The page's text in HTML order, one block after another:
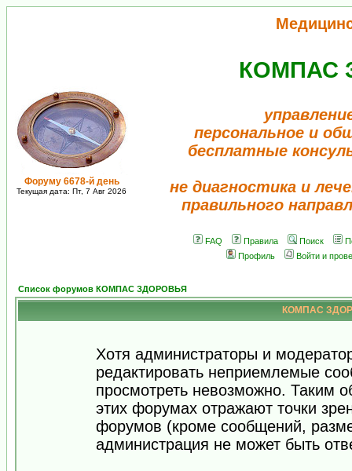
Форуму 6678-й день
Текущая дата: Пт, 7 Авг 2026
КОМПАС
персональное и
бесплатные
не диагностика и
правильного
FAQ Правила Поиск
Профиль
Войти и
Список форумов КОМПАС ЗДОРОВЬЯ
КОМПАС
Хотя администраторы и
редактировать неприемлемые
просмотреть невозможно. Таким
этих форумах отражают точки
форумов (кроме сообщений,
администрация не может быть